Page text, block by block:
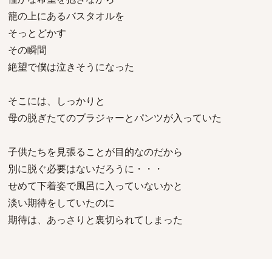
籠の上にあるバスタオルを
そっとどかす
その瞬間
絶望で僕は泣きそうになった
そこには、しっかりと
母の脱ぎたてのブラジャーとパンツが入っていた
子供たちを見張ることが目的なのだから
別に脱ぐ必要はないだろうに・・・
せめて下着姿で風呂に入っていないかと
淡い期待をしていたのに
期待は、あっさりと裏切られてしまった